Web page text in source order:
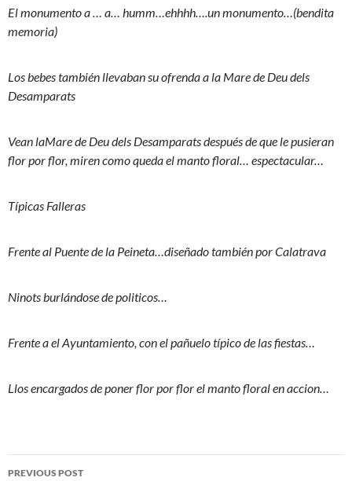
El monumento a … a… humm…ehhhh….un monumento…(bendita
memoria)
Los bebes también llevaban su ofrenda a la Mare de Deu dels
Desamparats
Vean laMare de Deu dels Desamparats después de que le pusieran
flor por flor, miren como queda el manto floral… espectacular…
Típicas Falleras
Frente al Puente de la Peineta…diseñado también por Calatrava
Ninots burlándose de politicos…
Frente a el Ayuntamiento, con el pañuelo típico de las fiestas…
Llos encargados de poner flor por flor el manto floralen accion…
Post
PREVIOUS POST